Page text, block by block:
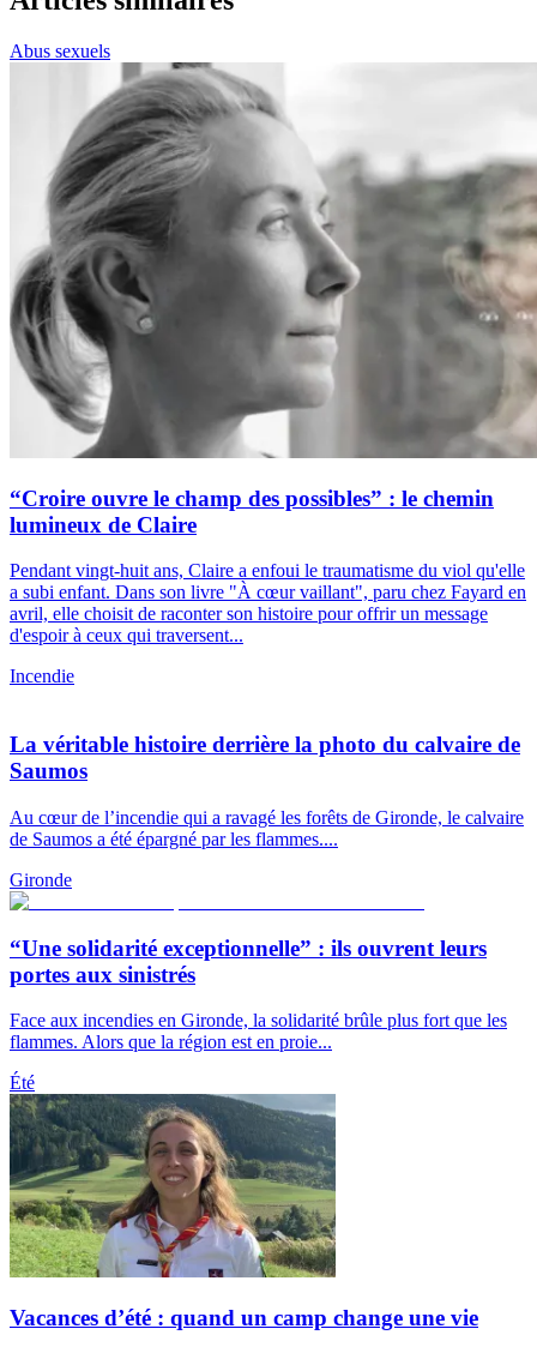
Abus sexuels
“Croire ouvre le champ des possibles” : le chemin
lumineux de Claire
Pendant vingt-huit ans, Claire a enfoui le traumatisme du viol qu'elle
a subi enfant. Dans son livre "À cœur vaillant", paru chez Fayard en
avril, elle choisit de raconter son histoire pour offrir un message
d'espoir à ceux qui traversent...
Incendie
La véritable histoire derrière la photo du calvaire de
Saumos
Au cœur de l’incendie qui a ravagé les forêts de Gironde, le calvaire
de Saumos a été épargné par les flammes....
Gironde
“Une solidarité exceptionnelle” : ils ouvrent leurs
portes aux sinistrés
Face aux incendies en Gironde, la solidarité brûle plus fort que les
flammes. Alors que la région est en proie...
Été
Vacances d’été : quand un camp change une vie